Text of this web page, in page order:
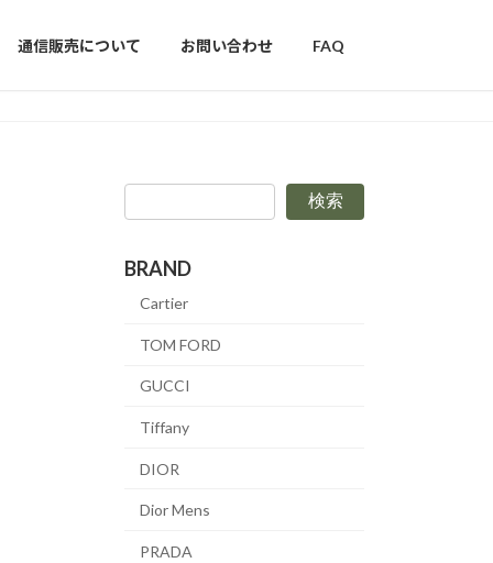
通信販売について お問い合わせ FAQ
検索
BRAND
Cartier
TOM FORD
GUCCI
Tiffany
DIOR
Dior Mens
PRADA